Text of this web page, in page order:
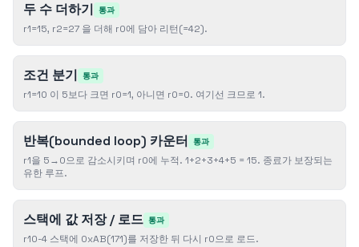
두 수 더하기 통과
r1=15, r2=27 을 더해 r0에 담아 리턴(=42).
조건 분기 통과
r1=10 이 5보다 크면 r0=1, 아니면 r0=0. 여기선 크므로 1.
반복(bounded loop) 카운터 통과
r1을 5→0으로 감소시키며 r0에 누적. 1+2+3+4+5 = 15. 종료가 보장되는
유한 루프.
스택에 값 저장 / 로드 통과
r10-4 스택에 0xAB(171)를 저장한 뒤 다시 r0으로 로드.